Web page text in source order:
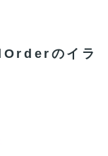
ね実際
の消防署を訪れ
繋がるのが納得
のイラ